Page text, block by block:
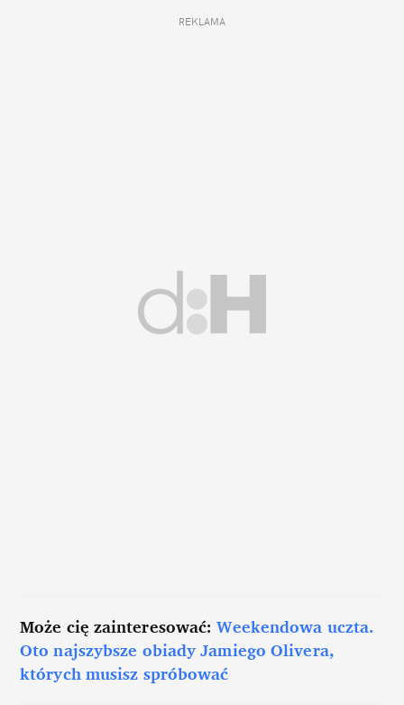
REKLAMA
Może cię zainteresować:Weekendowa uczta.
Oto najszybsze obiady Jamiego Olivera,
których musisz spróbować